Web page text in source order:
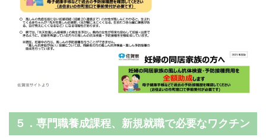
５．専門職養成課程、新規就職で必要なワクチン